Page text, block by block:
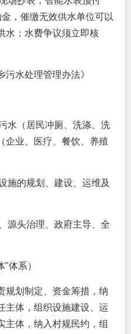
，催缴无效供水单位可以
水；水费争议须立即核
污水处理管理办法》
水（居民冲厕、洗涤、洗
企业、医疗、餐饮、养殖
施的规划、建设、运维及
源头治理、政府主导、全
体系）
规划制定、资金筹措，纳
主体，组织设施建设、运
主体，纳入村规民约，组